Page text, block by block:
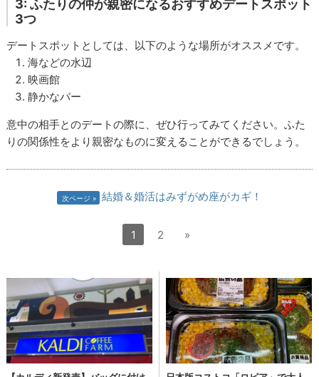
3: ふたりの仲が親密になるおすすめデートスポット
3つ
デートスポットとしては、以下のような場所がオススメです。
海などの水辺
映画館
静かなバー
意中の相手とのデートの際に、ぜひ行ってみてください。ふた
りの関係性をより親密なものに変えることができるでしょう。
次ページ 結婚＆婚活はみずがめ座がカギ！
1 2 »